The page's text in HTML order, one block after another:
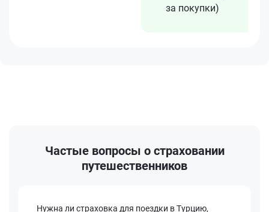
за покупки)
Частые вопросы о страховании
путешественников
Нужна ли страховка для поездки в Турцию,